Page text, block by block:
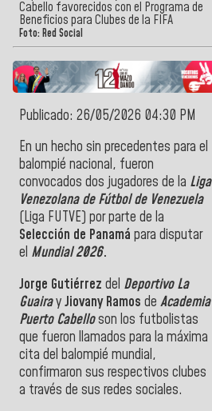
Cabello favorecidos con el Programa de
Beneficios para Clubes de la FIFA
Foto: Red Social
Publicado: 26/05/2026 04:30 PM
En un hecho sin precedentes para el
balompié nacional, fueron
convocados dos jugadores de la Liga
Venezolana de Fútbol de Venezuela
(Liga FUTVE) por parte de la
Selección de Panamá para disputar
el Mundial 2026.
Jorge Gutiérrez del Deportivo La
GuairayJiovany Ramos de Academia
Puerto Cabelloson los futbolistas
que fueron llamados para la máxima
cita del balompié mundial,
confirmaron sus respectivos clubes
a través de sus redes sociales.